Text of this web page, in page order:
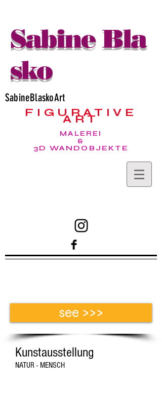
Sabine Bla
sko
SabineBlaskoArt
FIGURATIVE
ART
MALEREI
&
3D WANDOBJEKTE
see >>>
Kunstausstellung
NATUR - MENSCH